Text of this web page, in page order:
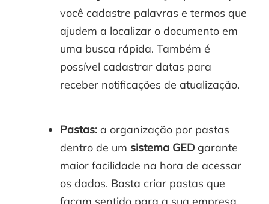
você cadastre palavras e termos que
ajudem a localizar o documento em
uma busca rápida. Também é
possível cadastrar datas para
receber notificações de atualização.
Pastas: a organização por pastas
dentro de um sistema GED garante
maior facilidade na hora de acessar
os dados. Basta criar pastas que